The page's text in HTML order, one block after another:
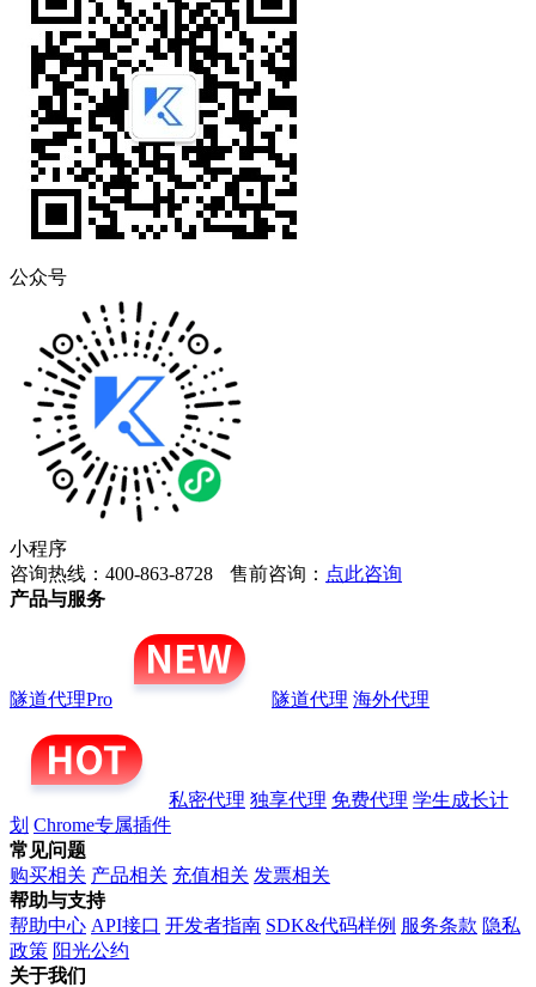
公众号
小程序
咨询热线：400-863-8728
售前咨询： 点此咨询
产品与服务
隧道代理Pro 隧道代理 海外代理
私密代理 独享代理 免费代理 学生成长计
划 Chrome专属插件
常见问题
购买相关 产品相关 充值相关 发票相关
帮助与支持
帮助中心 API接口 开发者指南 SDK&代码样例 服务条款 隐私
政策 阳光公约
关于我们